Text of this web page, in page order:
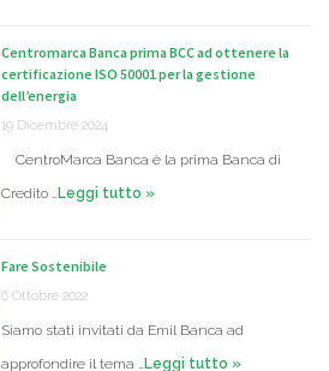
Centromarca Banca prima BCC ad ottenere la
certificazione ISO 50001 per la gestione
dell’energia
19 Dicembre 2024
CentroMarca Banca è la prima Banca di
Credito …Leggi tutto »
Fare Sostenibile
6 Ottobre 2022
Siamo stati invitati da Emil Banca ad
approfondire il tema …Leggi tutto »